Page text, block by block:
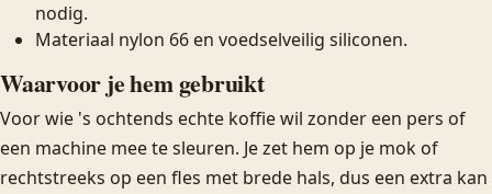
nodig.
Materiaal nylon 66 en voedselveilig siliconen.
Waarvoor je hem gebruikt
Voor wie 's ochtends echte koffie wil zonder een pers of
een machine mee te sleuren. Je zet hem op je mok of
rechtstreeks op een fles met brede hals, dus een extra kan